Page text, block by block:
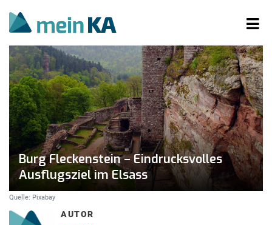
Burg Fleckenstein – Eindrucksvolles
Ausflugsziel im Elsass
Quelle: Pixabay
AUTOR